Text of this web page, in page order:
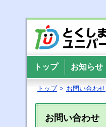
トップ お知らせ
トップ > お問い合わせ
お問い合わせ